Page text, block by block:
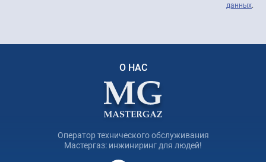
данных.
О НАС
Оператор технического обслуживания
Мастергаз: инжиниринг для людей!